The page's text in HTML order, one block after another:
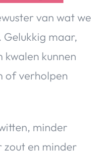
Gadgets
van wat we
Gelukkig maar,
kwalen kunnen
of verholpen
minder
zout en minder